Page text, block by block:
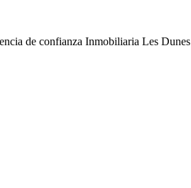
de confianza Inmobiliaria Les Dunes